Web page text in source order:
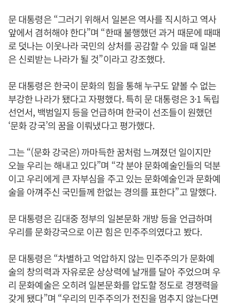
문 대통령은 “그러기 위해서 일본은 역사를 직시하고 역사
앞에서 겸허해야 한다”며 “한때 불행했던 과거 때문에 때때
로 덧나는 이웃나라 국민의 상처를 공감할 수 있을 때 일본
은 신뢰받는 나라가 될 것”이라고 강조했다.
문 대통령은 한국이 문화의 힘을 통해 누구도 얕볼 수 없는
부강한 나라가 됐다고 자평했다. 특히 문 대통령은 3·1 독립
선언서, 백범일지 등을 언급하며 한국이 선조들이 원했던
‘문화 강국’의 꿈을 이뤄냈다고 평가했다.
그는 “(문화 강국은) 까마득한 꿈처럼 느껴졌던 일이지만
오늘 우리는 해내고 있다”며 “각 분야 문화예술인들의 덕분
이고 우리에게 큰 자부심을 주고 있는 문화예술인과 문화예
술을 아껴주신 국민들께 한없는 경의를 표한다”고 말했다.
문 대통령은 김대중 정부의 일본문화 개방 등을 언급하며
우리를 문화강국으로 이끈 힘은 민주주의였다고 봤다.
문 대통령은 “차별하고 억압하지 않는 민주주의가 문화예
술의 창의력과 자유로운 상상력에 날개를 달아 주었으며 우
리 문화예술은 오히려 일본문화를 압도할 정도로 경쟁력을
갖게 됐다”며 “우리의 민주주의가 전진을 멈추지 않는다면